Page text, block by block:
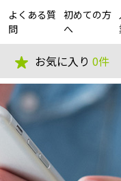
よくある質
問
初めての方
へ
お気に入り 0件